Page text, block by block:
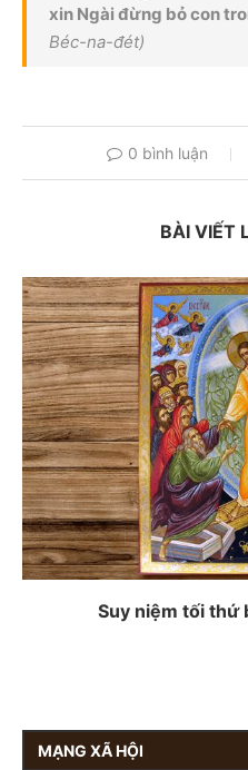
xin Ngài đừng bỏ con
Béc-na-đét)
0 bình luận
BÀI VIẾT
Suy niệm tối thứ
MẠNG XÃ HỘI